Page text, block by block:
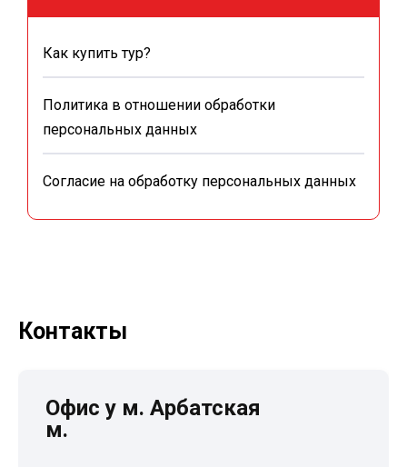
Как купить тур?
Политика в отношении обработки
персональных данных
Согласие на обработку персональных данных
Контакты
Офис у м. Арбатская
м.